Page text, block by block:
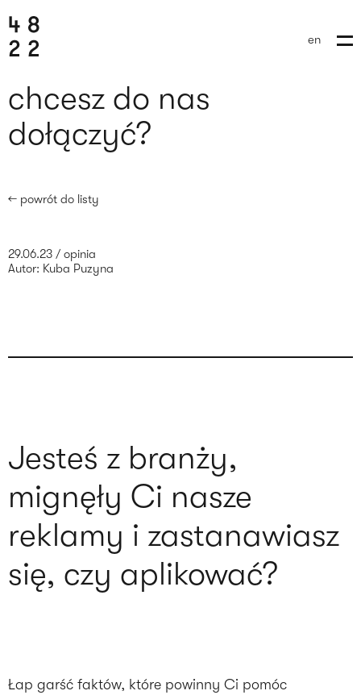
en
chcesz do nas
dołączyć?
← powrót do listy
29.06.23 / opinia
Autor: Kuba Puzyna
Jesteś z branży,
mignęły Ci nasze
reklamy i zastanawiasz
się, czy aplikować?
Łap garść faktów, które powinny Ci pomóc